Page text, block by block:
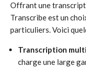
Offrant une
Transcribe est un
particuliers. Voici
Transcription
charge une large